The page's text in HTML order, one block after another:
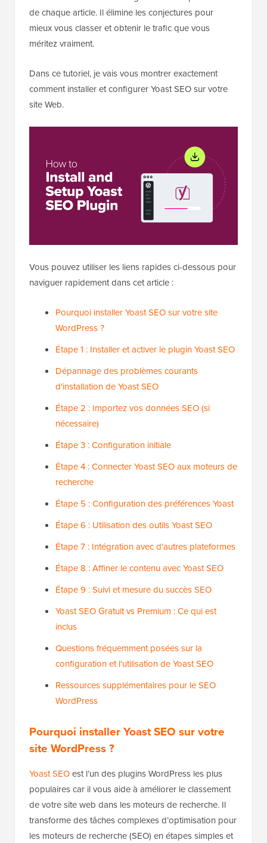
de chaque article. Il élimine les conjectures pour
mieux vous classer et obtenir le trafic que vous
méritez vraiment.
Dans ce tutoriel, je vais vous montrer exactement
comment installer et configurer Yoast SEO sur votre
site Web.
Vous pouvez utiliser les liens rapides ci-dessous pour
naviguer rapidement dans cet article :
Pourquoi installer Yoast SEO sur votre site
WordPress ?
Étape 1 : Installer et activer le plugin Yoast SEO
Dépannage des problèmes courants
d'installation de Yoast SEO
Étape 2 : Importez vos données SEO (si
nécessaire)
Étape 3 : Configuration initiale
Étape 4 : Connecter Yoast SEO aux moteurs de
recherche
Étape 5 : Configuration des préférences Yoast
Étape 6 : Utilisation des outils Yoast SEO
Étape 7 : Intégration avec d'autres plateformes
Étape 8 : Affiner le contenu avec Yoast SEO
Étape 9 : Suivi et mesure du succès SEO
Yoast SEO Gratuit vs Premium : Ce qui est
inclus
Questions fréquemment posées sur la
configuration et l'utilisation de Yoast SEO
Ressources supplémentaires pour le SEO
WordPress
Pourquoi installer Yoast SEO sur votre
site WordPress ?
Yoast SEOest l’un des plugins WordPress les plus
populaires car il vous aide à améliorer le classement
de votre site web dans les moteurs de recherche. Il
transforme des tâches complexes d’optimisation pour
les moteurs de recherche (SEO) en étapes simples et